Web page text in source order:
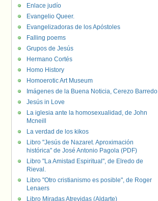
Enlace judío
Evangelio Queer.
Evangelizadoras de los Apóstoles
Falling poems
Grupos de Jesús
Hermano Cortés
Homo History
Homoerotic Art Museum
Imágenes de la Buena Noticia, Cerezo Barredo
Jesús in Love
La iglesia ante la homosexualidad, de John
Mcneill
La verdad de los kikos
Libro "Jesús de Nazaret. Aproximación
histórica" de José Antonio Pagola (PDF)
Libro "La Amistad Espiritual", de Elredo de
Rieval.
Libro "Otro cristianismo es posible", de Roger
Lenaers
Libro Miradas Atrevidas (Aldarte)